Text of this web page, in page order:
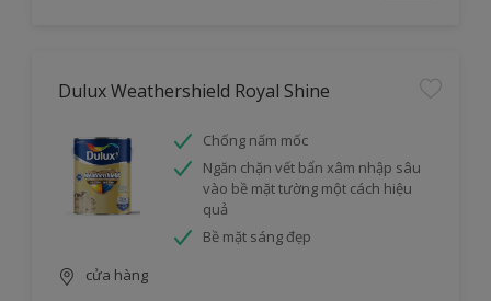
Dulux Weathershield Royal Shine
Chống nấm mốc
Ngăn chặn vết bẩn xâm nhập sâu
vào bề mặt tường một cách hiệu
quả
Bề mặt sáng đẹp
cửa hàng